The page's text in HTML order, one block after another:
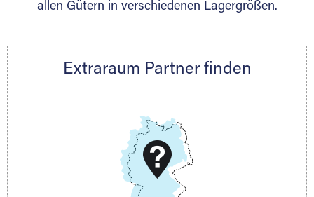
Nachricht.
Telefon:+49 6145 5442 - 404
DMG Aktiengesellschaft
www.dmg-ag.com
allen Gütern in verschiedenen Lagergrößen.
Extraraum Partner finden